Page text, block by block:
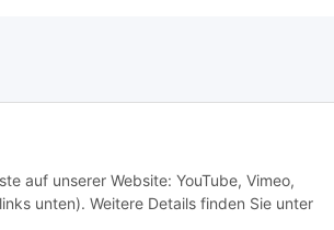
auf unserer Website: YouTube, Vimeo,
unten). Weitere Details finden Sie unter